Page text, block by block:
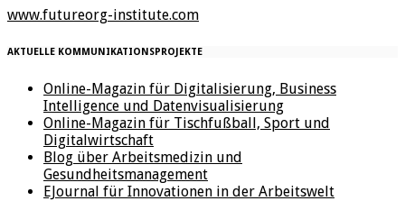
www.futureorg-institute.com
AKTUELLE KOMMUNIKATIONSPROJEKTE
Online-Magazin für Digitalisierung, Business
Intelligence und Datenvisualisierung
Online-Magazin für Tischfußball, Sport und
Digitalwirtschaft
Blog über Arbeitsmedizin und
Gesundheitsmanagement
EJournal für Innovationen in der Arbeitswelt